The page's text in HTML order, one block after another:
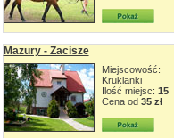
Mazury - Zacisze
Miejscowość:
Kruklanki
Ilość miejsc: 15
Cena od 35 zł